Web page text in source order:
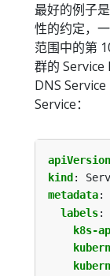
最好的例子
性的约定，
范围中的第
群的 Service
DNS
Service：
apiVersion
kind :
metadata:
labels:
k8s-